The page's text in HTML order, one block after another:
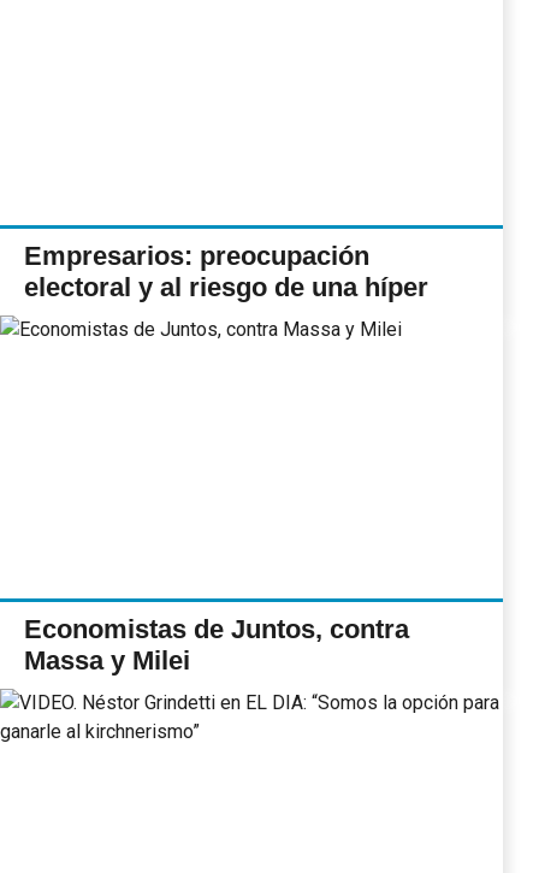
Empresarios: preocupación
electoral y al riesgo de una híper
Economistas de Juntos, contra
Massa y Milei